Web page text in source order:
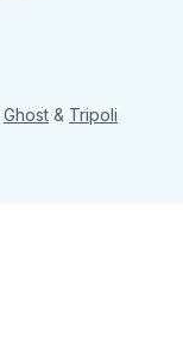
Ghost & Tripoli